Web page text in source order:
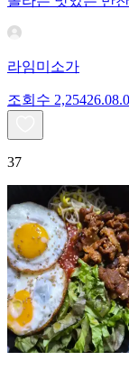
라임미소가
조회수 2,254
37